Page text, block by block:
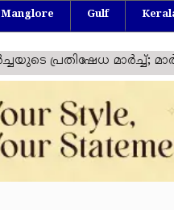
Manglore Gulf